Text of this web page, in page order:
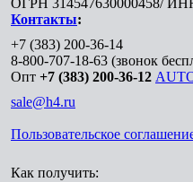
ОГРН 314547630000458/
Контакты:
+7 (383) 200-36-14
8-800-707-18-63 (звонок
Опт +7 (383) 200-36-12
sale@h4.ru
Пользовательское
Как получить: